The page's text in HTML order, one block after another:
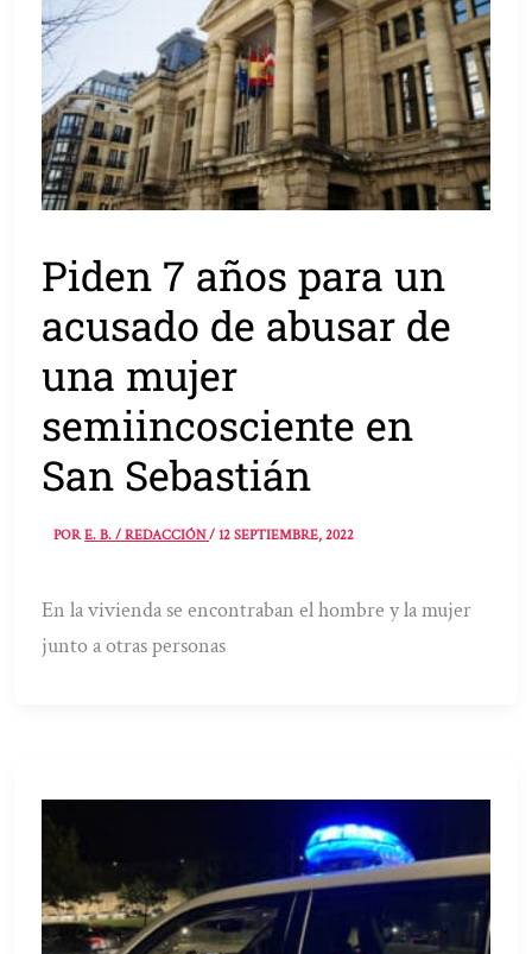
Piden 7 años para un
acusado de abusar de
una mujer
semiincosciente en
San Sebastián
PORE. B. / REDACCIÓN/12 SEPTIEMBRE, 2022
En la vivienda se encontraban el hombre y la mujer
junto a otras personas